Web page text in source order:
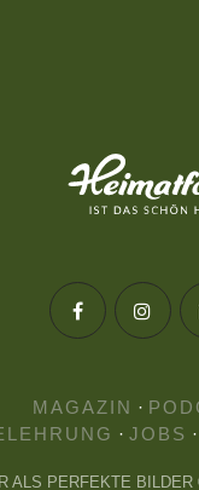
MAGAZIN ·
· JOBS ·
ALS PERFEKTE